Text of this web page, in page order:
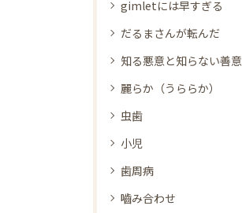
gimletには早すぎる
だるまさんが転んだ
知る悪意と知らない善意
麗らか（うららか）
虫歯
小児
歯周病
嚙み合わせ